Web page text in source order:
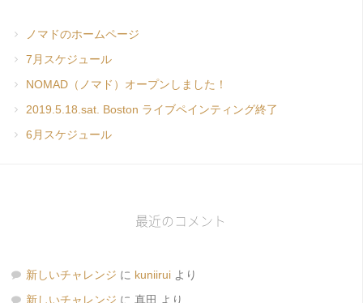
ノマドのホームページ
7月スケジュール
NOMAD（ノマド）オープンしました！
2019.5.18.sat. Boston ライブペインティング終了
6月スケジュール
最近のコメント
新しいチャレンジ に kuniirui より
新しいチャレンジ に 真田 より